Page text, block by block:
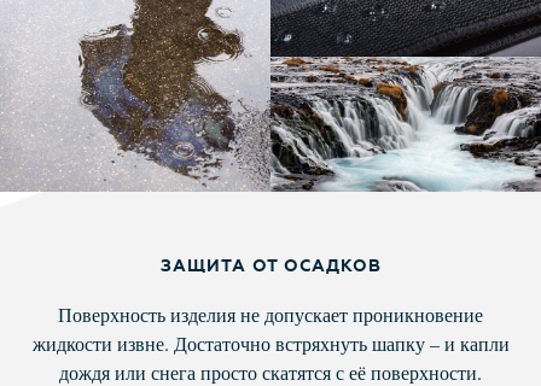
ЗАЩИТА ОТ ОСАДКОВ
Поверхность изделия не допускает проникновение
жидкости извне. Достаточно встряхнуть шапку – и капли
дождя или снега просто скатятся с её поверхности.